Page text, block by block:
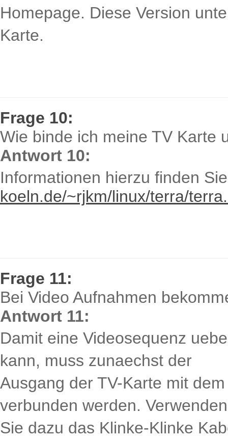
Homepage. Diese Version
Karte.
Frage 10:
Wie binde ich meine TV Karte
Antwort 10:
Informationen hierzu finden
koeln.de/~rjkm/linux/terra/
Frage 11:
Bei Video Aufnahmen
Antwort 11:
Damit eine Videosequenz
kann, muss zunaechst der
Ausgang der TV-Karte mit
verbunden werden. Verwenden
Sie dazu das Klinke-Klinke